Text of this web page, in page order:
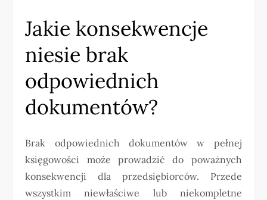
Jakie konsekwencje
niesie brak
odpowiednich
dokumentów?
Brak odpowiednich dokumentów w pełnej
księgowości może prowadzić do poważnych
konsekwencji dla przedsiębiorców. Przede
wszystkim niewłaściwe lub niekompletne